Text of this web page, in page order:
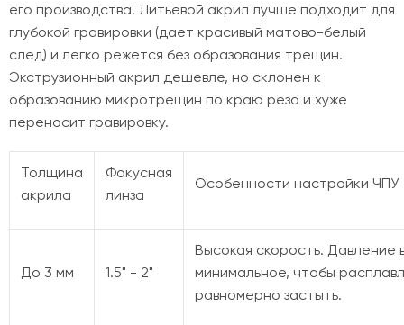
его производства. Литьевой акрил лучше подходит для
глубокой гравировки (дает красивый матово-белый
след) и легко режется без образования трещин.
Экструзионный акрил дешевле, но склонен к
образованию микротрещин по краю реза и хуже
переносит гравировку.
Толщина
акрила
Фокусная
линза
Особенности настройки ЧПУ
До 3 мм 1.5" - 2"
Высокая скорость. Давление
минимальное, чтобы
равномерно застыть.